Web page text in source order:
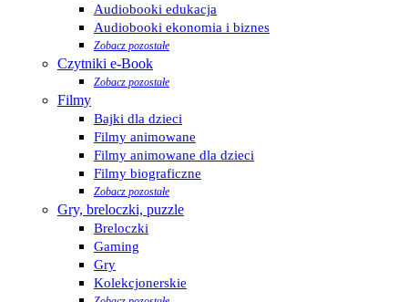
Audiobooki edukacja
Audiobooki ekonomia i biznes
Zobacz pozostałe
Czytniki e-Book
Zobacz pozostałe
Filmy
Bajki dla dzieci
Filmy animowane
Filmy animowane dla dzieci
Filmy biograficzne
Zobacz pozostałe
Gry, breloczki, puzzle
Breloczki
Gaming
Gry
Kolekcjonerskie